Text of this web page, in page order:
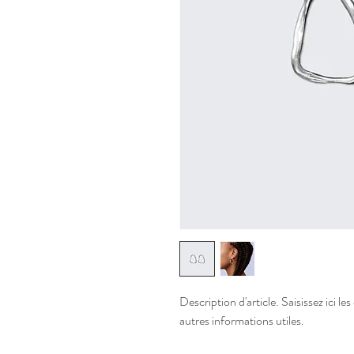
Description d'article. Saisissez ici
autres informations utiles.